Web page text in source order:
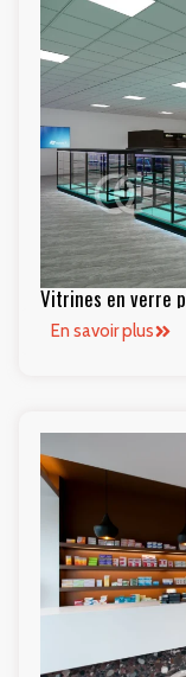
Vitrines en verre
En savoir plus